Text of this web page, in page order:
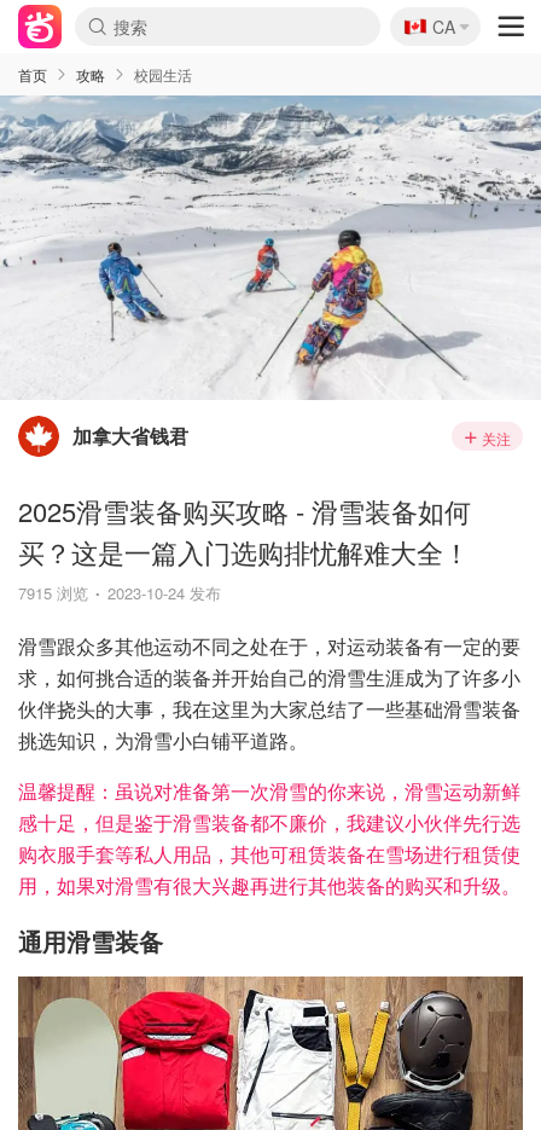
🇨🇦
CA
首页 攻略 校园生活
加拿大省钱君 关注
2025滑雪装备购买攻略 - 滑雪装备如何
买？这是一篇入门选购排忧解难大全！
7915 浏览 2023-10-24 发布
滑雪跟众多其他运动不同之处在于，对运动装备有一定的要
求，如何挑合适的装备并开始自己的滑雪生涯成为了许多小
伙伴挠头的大事，我在这里为大家总结了一些基础滑雪装备
挑选知识，为滑雪小白铺平道路。
温馨提醒：虽说对准备第一次滑雪的你来说，滑雪运动新鲜
感十足，但是鉴于滑雪装备都不廉价，我建议小伙伴先行选
购衣服手套等私人用品，其他可租赁装备在雪场进行租赁使
用，如果对滑雪有很大兴趣再进行其他装备的购买和升级。
通用滑雪装备